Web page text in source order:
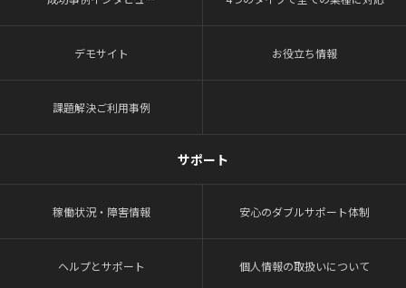
デモサイト お役立ち情報
課題解決ご利用事例
サポート
稼働状況・障害情報 安心のダブルサポート体制
ヘルプとサポート 個人情報の取扱いについて